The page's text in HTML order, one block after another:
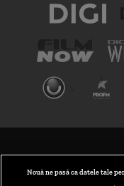
Nouă ne pasă ca datele tale